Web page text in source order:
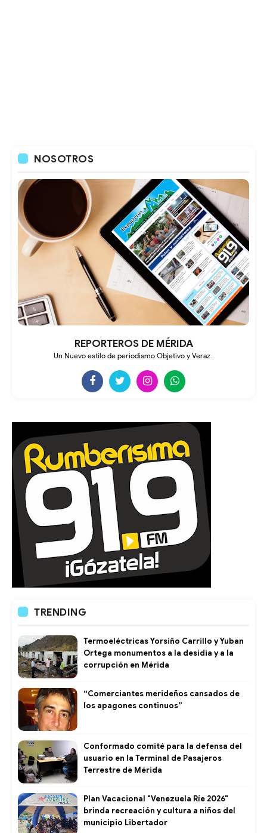
NOSOTROS
REPORTEROS DE MÉRIDA
Un Nuevo estilo de periodismo Objetivo y Veraz .
TRENDING
Termoeléctricas Yorsiño Carrillo y Yuban
Ortega monumentos a la desidia y a la
corrupción en Mérida
“Comerciantes merideños cansados de
los apagones continuos”
Conformado comité para la defensa del
usuario en la Terminal de Pasajeros
Terrestre de Mérida
Plan Vacacional "Venezuela Ríe 2026"
brinda recreación y cultura a niños del
municipio Libertador